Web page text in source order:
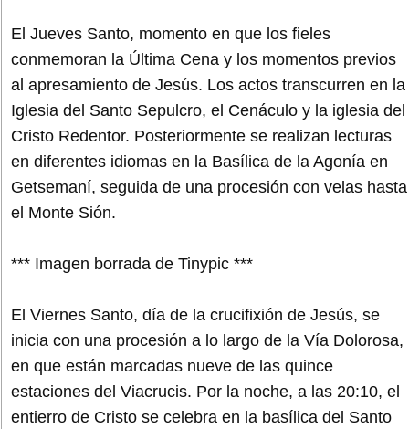
El Jueves Santo, momento en que los fieles
conmemoran la Última Cena y los momentos previos
al apresamiento de Jesús. Los actos transcurren en la
Iglesia del Santo Sepulcro, el Cenáculo y la iglesia del
Cristo Redentor. Posteriormente se realizan lecturas
en diferentes idiomas en la Basílica de la Agonía en
Getsemaní, seguida de una procesión con velas hasta
el Monte Sión.
*** Imagen borrada de Tinypic ***
El Viernes Santo, día de la crucifixión de Jesús, se
inicia con una procesión a lo largo de la Vía Dolorosa,
en que están marcadas nueve de las quince
estaciones del Viacrucis. Por la noche, a las 20:10, el
entierro de Cristo se celebra en la basílica del Santo